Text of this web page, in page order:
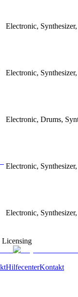
Electronic,
Electronic,
Electronic, Drums,
Electronic,
Electronic,
Licensing
HilfecenterKontakt